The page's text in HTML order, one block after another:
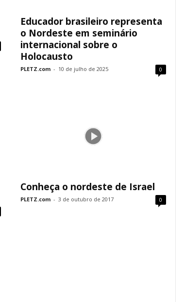
Educador brasileiro representa
o Nordeste em seminário
internacional sobre o
Holocausto
PLETZ.com - 10 de julho de 2025 0
Conheça o nordeste de Israel
PLETZ.com - 3 de outubro de 2017 0